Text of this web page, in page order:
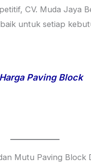
CV. Muda Jaya
untuk setiap
Harga Paving Block
Mutu Paving Block